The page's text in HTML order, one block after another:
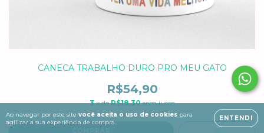
Ao navegar por este site você aceita o uso de cookies para
agilizar a sua experiência de compra.
ENTENDI
CANECA TRABALHO DURO PRO MEU GATO
R$54,90
3 x deR$18,30 sem juros